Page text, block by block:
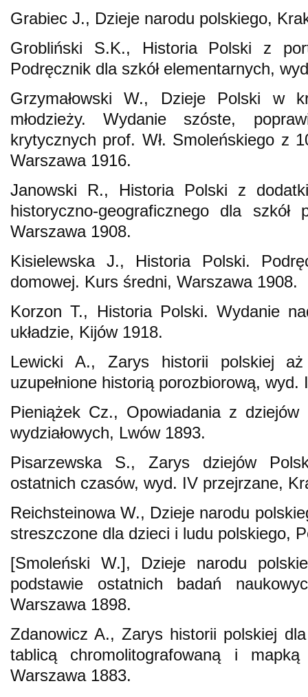
Grabiec J., Dzieje narodu polskiego,
Grobliński S.K., Historia Polski z
Podręcznik dla szkół elementarnych,
Grzymałowski W., Dzieje Polski w
młodzieży. Wydanie szóste,
krytycznych prof. Wł. Smoleńskiego z
Warszawa 1916.
Janowski R., Historia Polski z
historyczno-geograficznego dla szkół
Warszawa 1908.
Kisielewska J., Historia Polski.
domowej. Kurs średni, Warszawa 1908.
Korzon T., Historia Polski. Wydanie
układzie, Kijów 1918.
Lewicki A., Zarys historii polskiej
uzupełnione historią porozbiorową,
Pieniążek Cz., Opowiadania z dziejów
wydziałowych, Lwów 1893.
Pisarzewska S., Zarys dziejów
ostatnich czasów, wyd. IV przejrzane,
Reichsteinowa W., Dzieje narodu
streszczone dla dzieci i ludu polskiego,
[Smoleński W.], Dzieje narodu
podstawie ostatnich badań
Warszawa 1898.
Zdanowicz A., Zarys historii polskiej
tablicą chromolitografowaną i
Warszawa 1883.